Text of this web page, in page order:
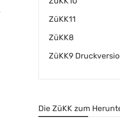
ZüKK11
ZüKK8
ZüKK9
Die ZüKK zum